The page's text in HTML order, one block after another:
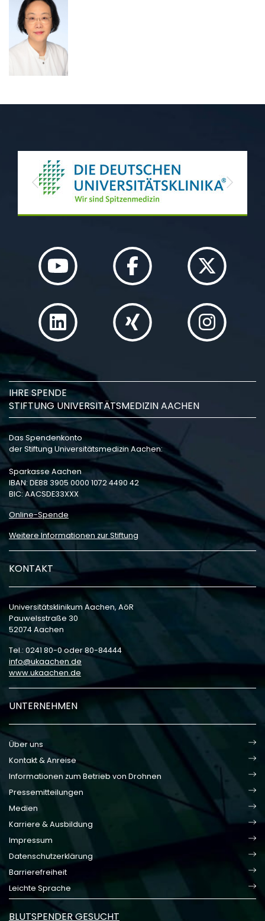
Previous Next
IHRE SPENDE
STIFTUNG UNIVERSITÄTSMEDIZIN AACHEN
Das Spendenkonto
der Stiftung Universitätsmedizin Aachen:
Sparkasse Aachen
IBAN: DE88 3905 0000 1072 4490 42
BIC: AACSDE33XXX
Online-Spende
Weitere Informationen zur Stiftung
KONTAKT
Universitätsklinikum Aachen, AöR
Pauwelsstraße 30
52074 Aachen
Tel.: 0241 80-0 oder 80-84444
info
ukaachen de
www.ukaachen.de
UNTERNEHMEN
Über uns
Kontakt & Anreise
Informationen zum Betrieb von Drohnen
Pressemitteilungen
Medien
Karriere & Ausbildung
Impressum
Datenschutzerklärung
Barrierefreiheit
Leichte Sprache
BLUTSPENDER GESUCHT